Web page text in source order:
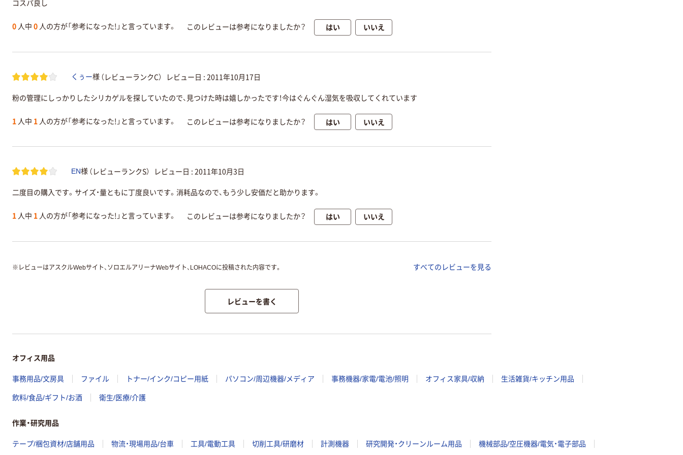
コスパ良し
0 人中 0 人の方が「参考になった!」と言っています。 このレビューは参考になりましたか？ はい いいえ
くぅー様 （レビューランクC） レビュー日 : 2011年10月17日
粉の管理にしっかりしたシリカゲルを探していたので、見つけた時は嬉しかったです！今はぐんぐん湿気を吸収してくれています
1 人中 1 人の方が「参考になった!」と言っています。 このレビューは参考になりましたか？ はい いいえ
EN様 （レビューランクS） レビュー日 : 2011年10月3日
二度目の購入です。サイズ・量ともに丁度良いです。消耗品なので、もう少し安価だと助かります。
1 人中 1 人の方が「参考になった!」と言っています。 このレビューは参考になりましたか？ はい いいえ
※ レビューはアスクルWebサイト、ソロエルアリーナWebサイト、LOHACOに投稿された内容です。 すべてのレビューを見る
レビューを書く
オフィス用品
事務用品/文房具 ファイル トナー/インク/コピー用紙 パソコン/周辺機器/メディア 事務機器/家電/電池/照明 オフィス家具/収納 生活雑貨/キッチン用品
飲料/食品/ギフト/お酒 衛生/医療/介護
作業・研究用品
テープ/梱包資材/店舗用品 物流・現場用品/台車 工具/電動工具 切削工具/研磨材 計測機器 研究開発・クリーンルーム用品 機械部品/空圧機器/電気・電子部品